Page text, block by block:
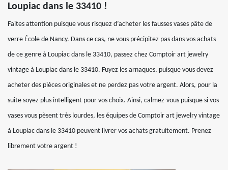
Loupiac dans le 33410 !
Faites attention puisque vous risquez d’acheter les fausses vases pâte de
verre École de Nancy. Dans ce cas, ne vous précipitez pas dans vos achats
de ce genre à Loupiac dans le 33410, passez chez Comptoir art jewelry
vintage à Loupiac dans le 33410. Fuyez les arnaques, puisque vous devez
acheter des pièces originales et ne perdez pas votre argent. Alors, pour la
suite soyez plus intelligent pour vos choix. Ainsi, calmez-vous puisque si vos
vases vous pèsent très lourdes, les équipes de Comptoir art jewelry vintage
à Loupiac dans le 33410 peuvent livrer vos achats gratuitement. Prenez
librement votre argent !